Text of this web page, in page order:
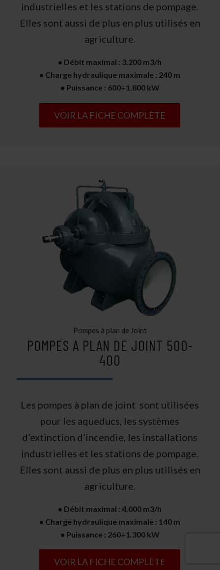
industrielles et les stations de pompage.
Elles sont aussi de plus en plus utilisés en
agriculture.
• Débit maximal : 3.200 m3/h
• Charge hydraulique maximale : 240 m
• Puissance : 600÷1.800 kW
VOIR LA FICHE COMPLÈTE
Pompes à plan de Joint
POMPES A PLAN DE JOINT 500-
400
Les pompes à plan de joint sont utilisées
pour les aqueducs, les systèmes
d’extinction d’incendie, les installations
industrielles et les stations de pompage.
Elles sont aussi de plus en plus utilisés en
agriculture.
• Débit maximal : 4.000 m3/h
• Charge hydraulique maximale : 140 m
• Puissance : 260÷1.300 kW
VOIR LA FICHE COMPLÈTE